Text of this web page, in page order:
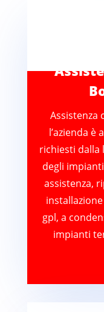
Assistenza
l’azienda
richiesti dalla
degli
assistenza,
gpl, a
impianti